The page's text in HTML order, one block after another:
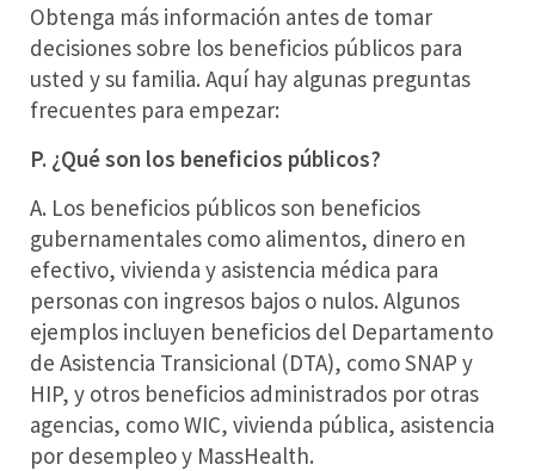
Obtenga más información antes de tomar
decisiones sobre los beneficios públicos para
usted y su familia. Aquí hay algunas preguntas
frecuentes para empezar:
P. ¿Qué son los beneficios públicos?
A. Los beneficios públicos son beneficios
gubernamentales como alimentos, dinero en
efectivo, vivienda y asistencia médica para
personas con ingresos bajos o nulos. Algunos
ejemplos incluyen beneficios del Departamento
de Asistencia Transicional (DTA), como SNAP y
HIP, y otros beneficios administrados por otras
agencias, como WIC, vivienda pública, asistencia
por desempleo y MassHealth.